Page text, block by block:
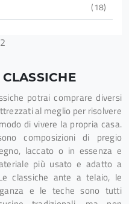
18
2
potrai comprare diversi
al meglio per risolvere
di vivere la propria casa.
composizioni di pregio
laccato o in essenza e
più usato e adatto a
classiche ante a telaio, le
e le teche sono tutti